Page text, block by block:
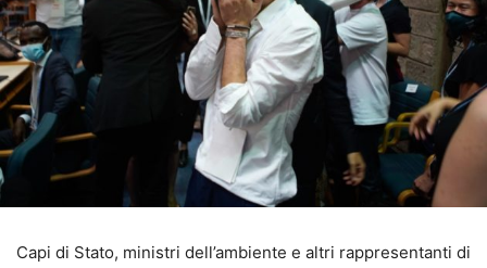
Capi di Stato, ministri dell’ambiente e altri rappresentanti di